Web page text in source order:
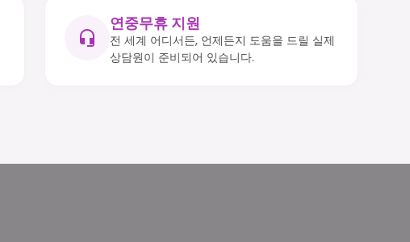
연중무휴 지원
전 세계 어디서든, 언제든지 도움을 드릴 실제
상담원이 준비되어 있습니다.